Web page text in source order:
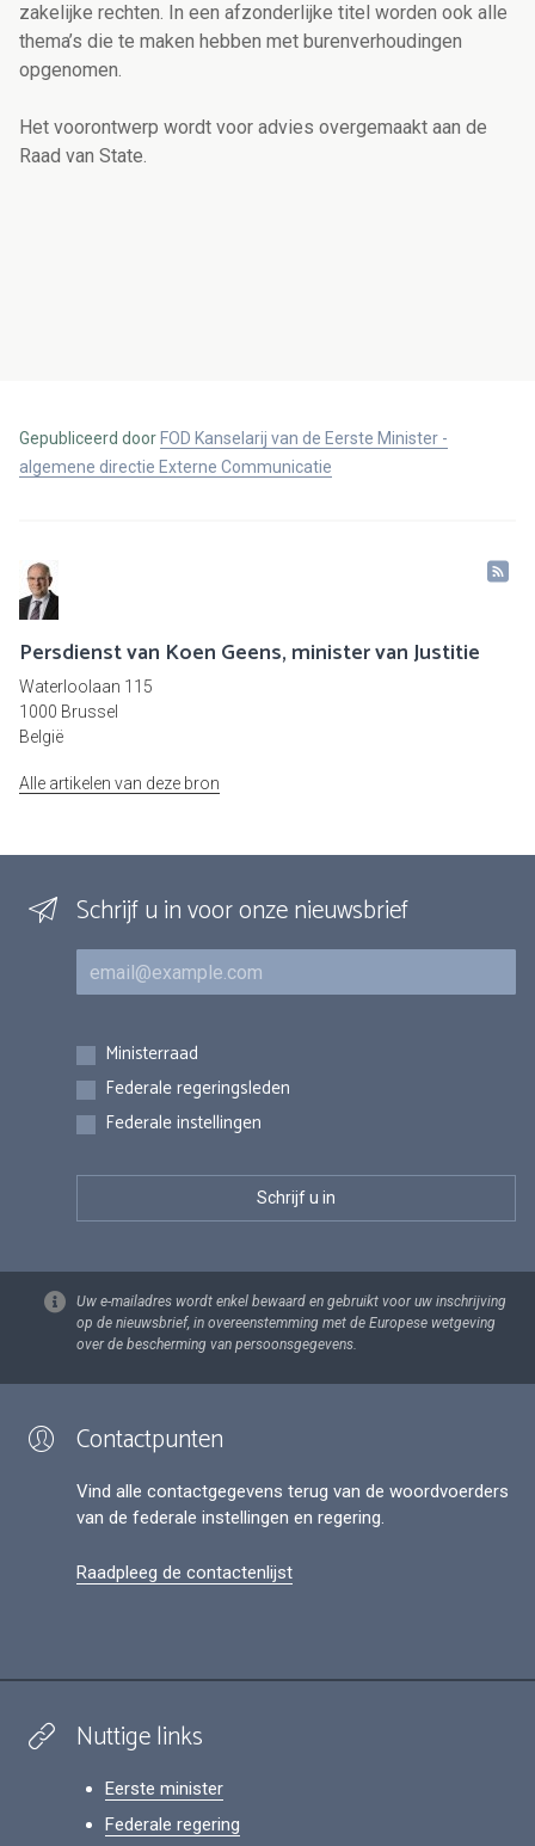
zakelijke rechten. In een afzonderlijke titel worden ook alle
thema’s die te maken hebben met burenverhoudingen
opgenomen.
Het voorontwerp wordt voor advies overgemaakt aan de
Raad van State.
Gepubliceerd door FOD Kanselarij van de Eerste Minister -
algemene directie Externe Communicatie
Persdienst van Koen Geens, minister van Justitie
Waterloolaan 115
1000 Brussel
België
Alle artikelen van deze bron
Schrijf u in voor onze nieuwsbrief
E-mail
Inschrijvingen
Ministerraad
Federale regeringsleden
Federale instellingen
Uw e-mailadres wordt enkel bewaard en gebruikt voor uw inschrijving
op de nieuwsbrief, in overeenstemming met de Europese wetgeving
over de bescherming van persoonsgegevens.
Contactpunten
Vind alle contactgegevens terug van de woordvoerders
van de federale instellingen en regering.
Raadpleeg de contactenlijst
Nuttige links
Eerste minister
Federale regering